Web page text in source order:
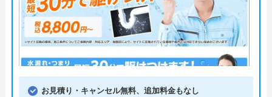
お見積り・キャンセル無料、追加料金もなし